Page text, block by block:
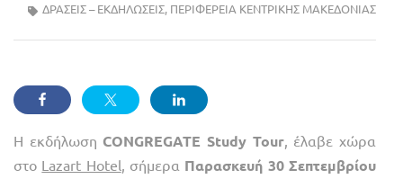
ΔΡΑΣΕΙΣ – ΕΚΔΗΛΩΣΕΙΣ, ΠΕΡΙΦΈΡΕΙΑ ΚΕΝΤΡΙΚΉΣ ΜΑΚΕΔΟΝΊΑΣ
H εκδήλωση CONGREGATE Study Tour, έλαβε χώρα
στο Lazart Hotel, σήμερα Παρασκευή 30 Σεπτεμβρίου